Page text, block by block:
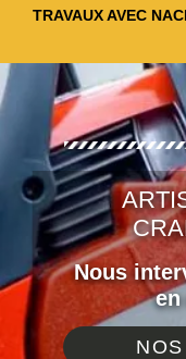
TRAVAUX AVEC
Nous
en